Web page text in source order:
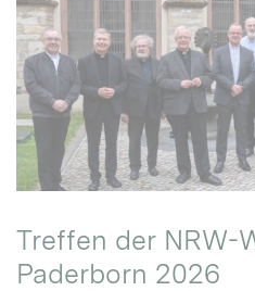
Treffen der NRW-
Paderborn 2026